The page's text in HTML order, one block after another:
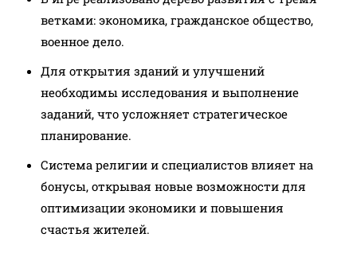
ветками: экономика, гражданское общество,
военное дело.
Для открытия зданий и улучшений
необходимы исследования и выполнение
заданий, что усложняет стратегическое
планирование.
Система религии и специалистов влияет на
бонусы, открывая новые возможности для
оптимизации экономики и повышения
счастья жителей.​